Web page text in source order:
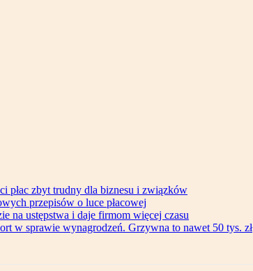
płac zbyt trudny dla biznesu i związków
przepisów o luce płacowej
na ustępstwa i daje firmom więcej czasu
w sprawie wynagrodzeń. Grzywna to nawet 50 tys. zł